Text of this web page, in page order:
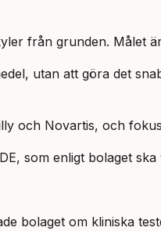
från grunden.
utan att göra det
och Novartis, och
som enligt bolaget
bolaget om kliniska